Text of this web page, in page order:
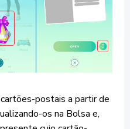
postais a partir de
os na Bolsa e,